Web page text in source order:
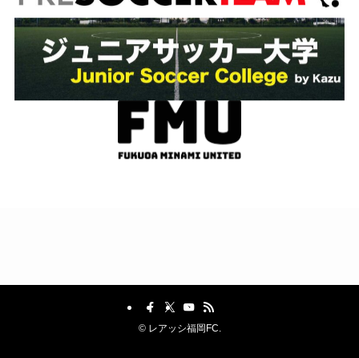
©レアッシ福岡FC.